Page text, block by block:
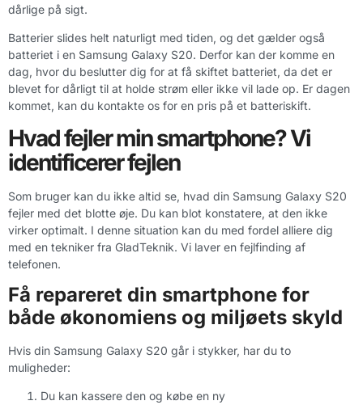
dårlige på sigt.
Batterier slides helt naturligt med tiden, og det gælder også
batteriet i en Samsung Galaxy S20. Derfor kan der komme en
dag, hvor du beslutter dig for at få skiftet batteriet, da det er
blevet for dårligt til at holde strøm eller ikke vil lade op. Er dagen
kommet, kan du kontakte os for en pris på et batteriskift.
Hvad fejler min smartphone? Vi
identificerer fejlen
Som bruger kan du ikke altid se, hvad din Samsung Galaxy S20
fejler med det blotte øje. Du kan blot konstatere, at den ikke
virker optimalt. I denne situation kan du med fordel alliere dig
med en tekniker fra GladTeknik. Vi laver en fejlfinding af
telefonen.
Få repareret din smartphone for
både økonomiens og miljøets skyld
Hvis din Samsung Galaxy S20 går i stykker, har du to
muligheder:
Du kan kassere den og købe en ny